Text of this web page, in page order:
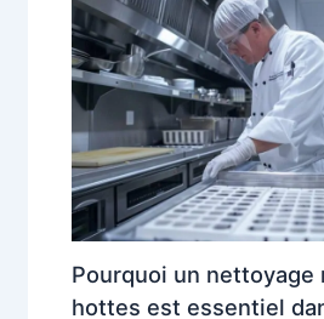
Pourquoi un nettoyage
hottes est essentiel